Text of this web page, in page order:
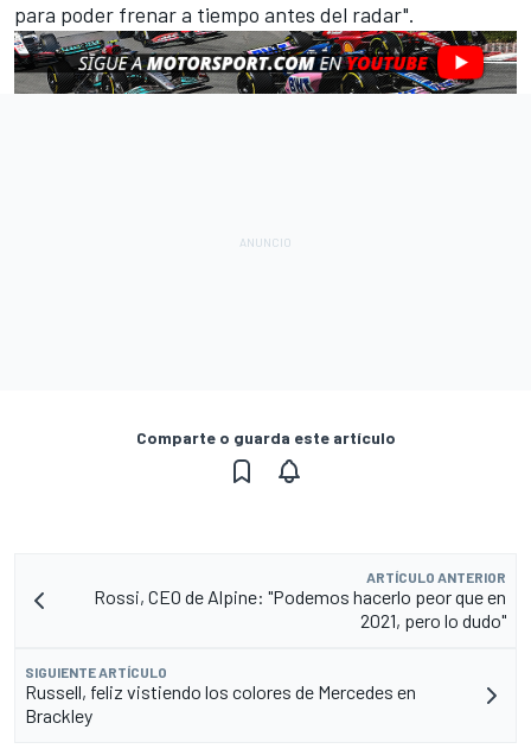
para poder frenar a tiempo antes del radar".
Comparte o guarda este artículo
ARTÍCULO ANTERIOR
Rossi, CEO de Alpine: "Podemos hacerlo peor que en
2021, pero lo dudo"
SIGUIENTE ARTÍCULO
Russell, feliz vistiendo los colores de Mercedes en
Brackley